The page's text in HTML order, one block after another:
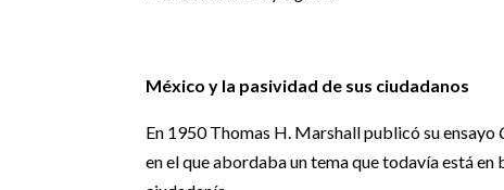
México y la pasividad de sus ciudadanos
En 1950 Thomas H. Marshall publicó su ensayo
en el que abordaba un tema que todavía está